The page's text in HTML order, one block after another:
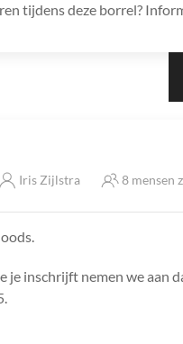
tijdens deze borrel?
Iris Zijlstra 8 mensen
je inschrijft nemen we aan